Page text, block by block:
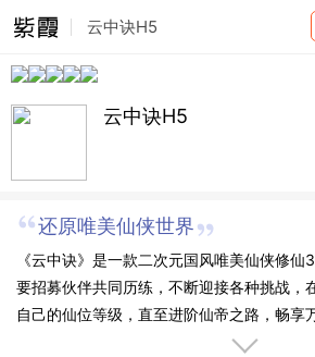
云中诀H5
云中诀H5
还原唯美仙侠世界
《云中诀》是一款二次元国风唯美仙侠修
要招募伙伴共同历练，不断迎接各种挑战，
自己的仙位等级，直至进阶仙帝之路，畅享
外游戏倾心设置离线挂机，更有惊喜福利在